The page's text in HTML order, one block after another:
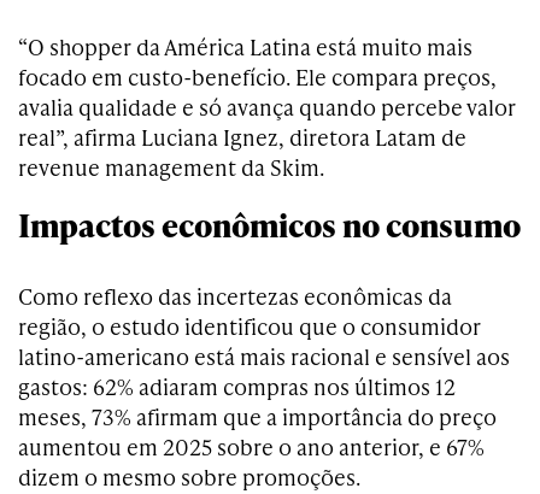
“O shopper da América Latina está muito mais
focado em custo-benefício. Ele compara preços,
avalia qualidade e só avança quando percebe valor
real”, afirma Luciana Ignez, diretora Latam de
revenue management da Skim.
Impactos econômicos no consumo
Como reflexo das incertezas econômicas da
região, o estudo identificou que o consumidor
latino-americano está mais racional e sensível aos
gastos: 62% adiaram compras nos últimos 12
meses, 73% afirmam que a importância do preço
aumentou em 2025 sobre o ano anterior, e 67%
dizem o mesmo sobre promoções.